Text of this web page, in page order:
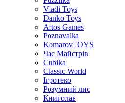
Vladi Toys
Danko Toys
Artos Games
Poznavalka
KomarovTOYS
Час Майстрів
Cubika
Classic World
Ігротеко
Розумний лис
Книголав